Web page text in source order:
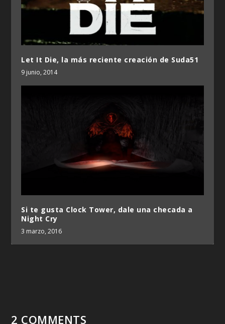
Let It Die, la más reciente creación de Suda51
9 junio, 2014
Si te gusta Clock Tower, dale una checada a
Night Cry
3 marzo, 2016
2 COMMENTS